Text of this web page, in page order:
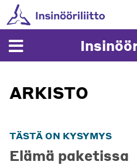
Skip
to
content
ARKISTO
TÄSTÄ ON KYSYMYS
Elämä paketissa